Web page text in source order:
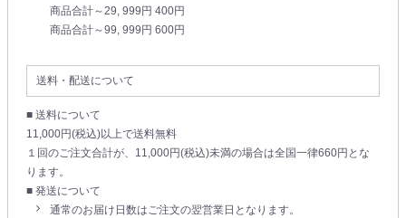
商品合計～29, 999円 400円
商品合計～99, 999円 600円
送料・配送について
■ 送料について
11,000円(税込)以上で送料無料
１回のご注文合計が、11,000円(税込)未満の場合は全国一律660円とな
ります。
■ 発送について
通常のお届け日数はご注文の翌営業日となります。